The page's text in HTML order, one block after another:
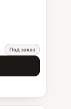
Под заказ